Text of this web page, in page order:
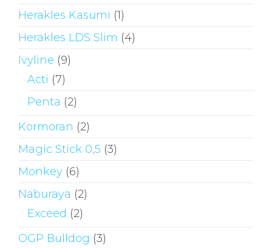
Herakles Kasumi (1)
Herakles LDS Slim (4)
Ivyline (9)
Acti (7)
Penta (2)
Kormoran (2)
Magic Stick 0,5 (3)
Monkey (6)
Naburaya (2)
Exceed (2)
OGP Bulldog (3)